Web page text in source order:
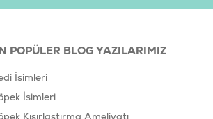
Ürün Filtreleri
Barkod
Tedarikçi Ürün Kodu
POPÜLER BLOG YAZILARIMIZ
İsimleri
İsimleri